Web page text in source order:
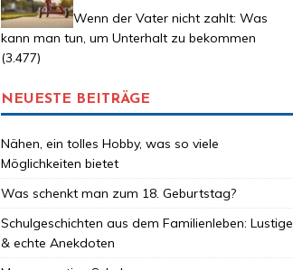
Wenn der Vater nicht zahlt: Was
kann man tun, um Unterhalt zu bekommen
(3.477)
NEUESTE BEITRÄGE
Nähen, ein tolles Hobby, was so viele
Möglichkeiten bietet
Was schenkt man zum 18. Geburtstag?
Schulgeschichten aus dem Familienleben: Lustige
& echte Anekdoten